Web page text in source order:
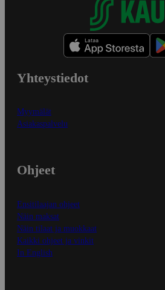
Yhteystiedot
Myymälät
Asiakaspalvelu
Ohjeet
Ensitilaajan ohjeet
Näin maksat
Näin tilaat ja muokkaat
Kaikki ohjeet ja vinkit
In English